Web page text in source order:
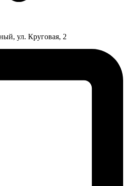
ул. Круговая, 2